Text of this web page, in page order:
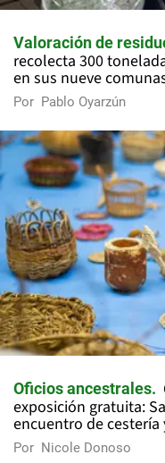
Valoración de
recolecta 300
en sus nueve
Por Pablo Oyarzún
Oficios ancestrales
exposición gratuita:
encuentro de cestería
Por Nicole Donoso